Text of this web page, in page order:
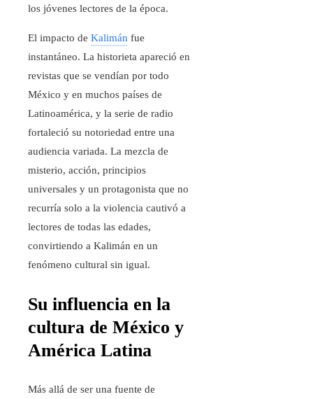
los jóvenes lectores de la época.
El impacto de Kalimán fue
instantáneo. La historieta apareció en
revistas que se vendían por todo
México y en muchos países de
Latinoamérica, y la serie de radio
fortaleció su notoriedad entre una
audiencia variada. La mezcla de
misterio, acción, principios
universales y un protagonista que no
recurría solo a la violencia cautivó a
lectores de todas las edades,
convirtiendo a Kalimán en un
fenómeno cultural sin igual.
Su influencia en la
cultura de México y
América Latina
Más allá de ser una fuente de